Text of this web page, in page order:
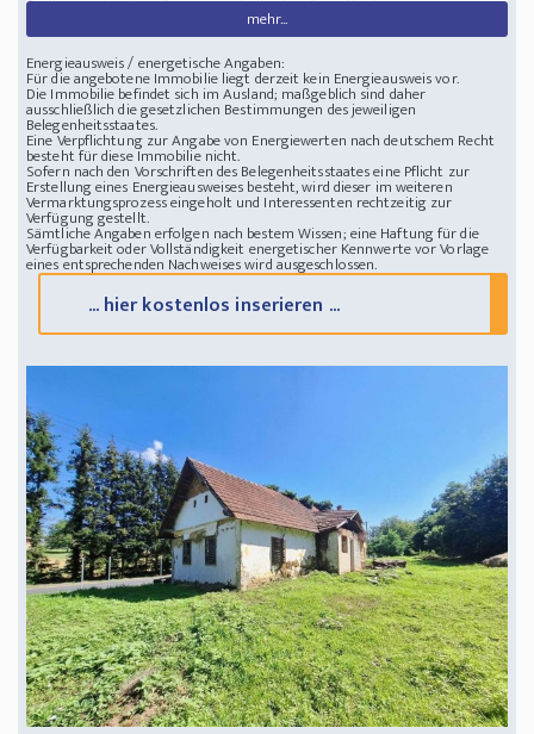
mehr...
Siedlung mit gutem Zugang zu städtischen Dienstleistungen:
Zalaegerszeg ist nur 20 km entfernt, während Nagykanizsa und Keszthely
45 km entfernt sind
Energieausweis / energetische Angaben:
Für die angebotene Immobilie liegt derzeit kein Energieausweis vor.
Die Immobilie befindet sich im Ausland; maßgeblich sind daher
ausschließlich die gesetzlichen Bestimmungen des jeweiligen
Belegenheitsstaates.
Eine Verpflichtung zur Angabe von Energiewerten nach deutschem Recht
besteht für diese Immobilie nicht.
Sofern nach den Vorschriften des Belegenheitsstaates eine Pflicht zur
Erstellung eines Energieausweises besteht, wird dieser im weiteren
Vermarktungsprozess eingeholt und Interessenten rechtzeitig zur
Verfügung gestellt.
Sämtliche Angaben erfolgen nach bestem Wissen; eine Haftung für die
Verfügbarkeit oder Vollständigkeit energetischer Kennwerte vor Vorlage
eines entsprechenden Nachweises wird ausgeschlossen.
... hier kostenlos inserieren ...